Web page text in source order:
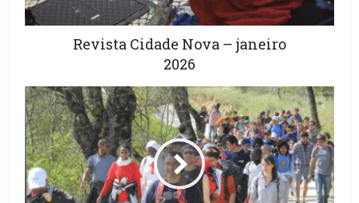
Revista Cidade Nova – janeiro
2026